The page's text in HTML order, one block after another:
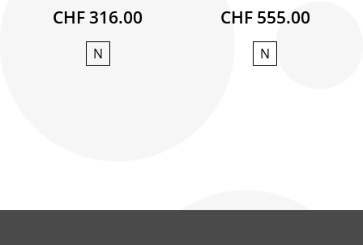
CHF 316.00
N
CHF 555.00
N